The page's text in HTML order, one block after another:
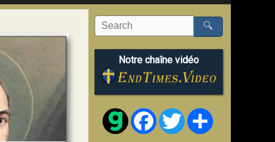
🔍
Notre chaîne vidéo
FacebookTwitter